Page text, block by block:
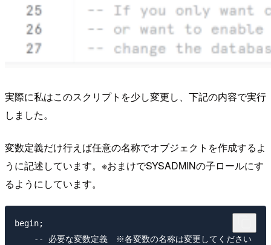
実際に私はこのスクリプトを少し変更し、下記の内容で実行
しました。
変数定義だけ行えば任意の名称でオブジェクトを作成するよ
うに記述しています。※おまけでSYSADMINの子ロールにす
るようにしています。
begin;
    -- 必要な変数定義　※各変数の名称は変更してください